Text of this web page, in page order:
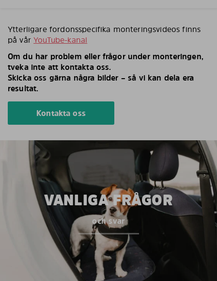
Ytterligare fordonsspecifika monteringsvideos finns
på vårYouTube-kanal
Om du har problem eller frågor under monteringen,
tveka inte att kontakta oss.
Skicka oss gärna några bilder – så vi kan dela era
resultat.
Kontakta oss
VANLIGA FRÅGOR
och svar